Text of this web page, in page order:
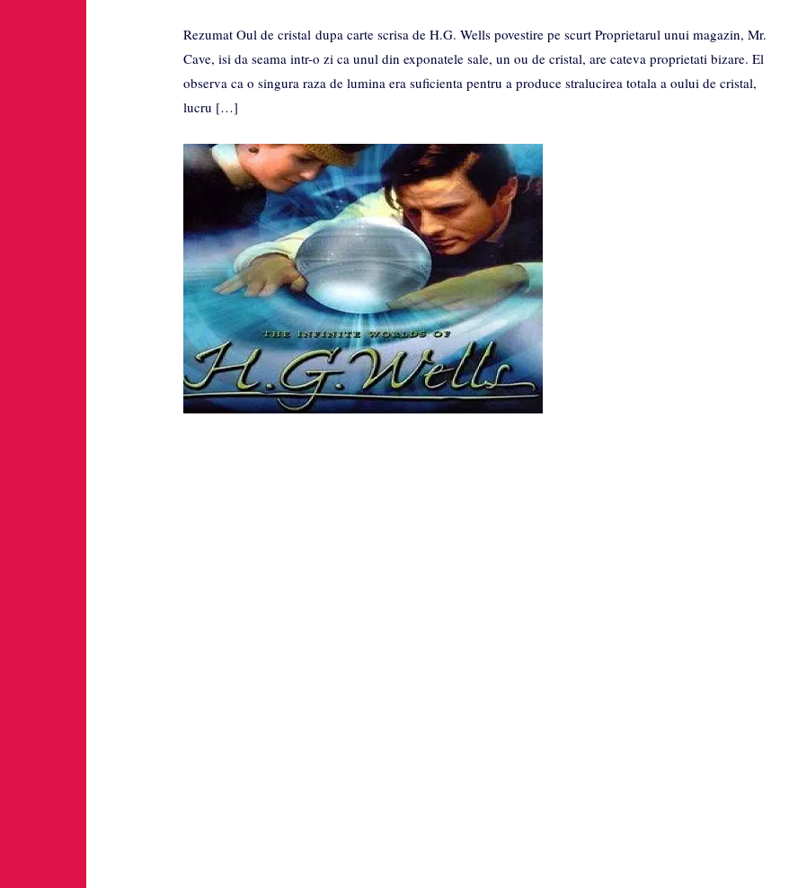
Rezumat Oul de cristal dupa carte scrisa de H.G. Wells povestire pe scurt Proprietarul unui magazin, Mr.
Cave, isi da seama intr-o zi ca unul din exponatele sale, un ou de cristal, are cateva proprietati bizare. El
observa ca o singura raza de lumina era suficienta pentru a produce stralucirea totala a oului de cristal,
lucru […]